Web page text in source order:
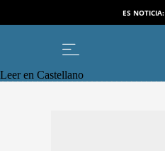
ES NOTICIA:
Leer en Castellano